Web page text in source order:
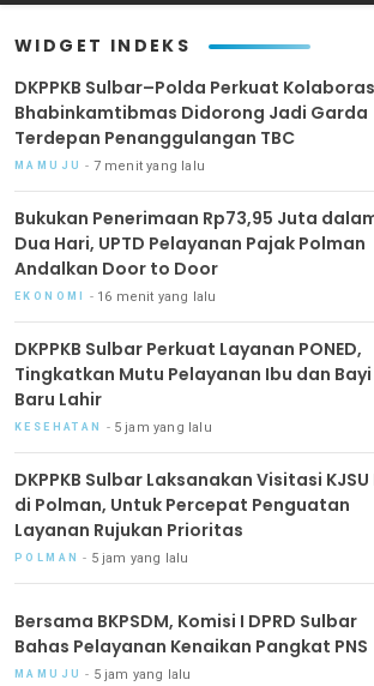
WIDGET INDEKS
DKPPKB Sulbar–Polda Perkuat
Bhabinkamtibmas Didorong Jadi Garda
Terdepan Penanggulangan TBC
MAMUJU 7 menit yang lalu
Bukukan Penerimaan Rp73,95 Juta
Dua Hari, UPTD Pelayanan Pajak Polman
Andalkan Door to Door
EKONOMI 16 menit yang lalu
DKPPKB Sulbar Perkuat Layanan PONED,
Tingkatkan Mutu Pelayanan Ibu dan Bayi
Baru Lahir
KESEHATAN 5 jam yang lalu
DKPPKB Sulbar Laksanakan Visitasi KJSU
di Polman, Untuk Percepat Penguatan
Layanan Rujukan Prioritas
POLMAN 5 jam yang lalu
Bersama BKPSDM, Komisi I DPRD Sulbar
Bahas Pelayanan Kenaikan Pangkat PNS
MAMUJU 5 jam yang lalu